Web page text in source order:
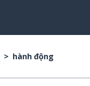
hành động